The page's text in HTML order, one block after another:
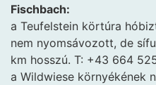
Fischbach:
a Teufelstein körtúra
nem nyomsávozott, de
km hosszú. T: +43 664
a Wildwiese környékének